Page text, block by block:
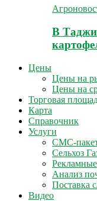
В
Цены
Цены на
Цены на
Торговая
Карта
Справочник
Услуги
СМС-
Сельхоз
Анализ
Поставка
Видео